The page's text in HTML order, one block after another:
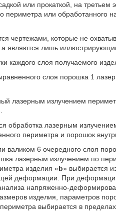
или прокаткой, на третьем
периметра или обработанного
чертежами, которые не
а являются лишь
каждого слоя получаемого
слоя порошка 1
лазерным излучением
обработка лазерным
периметра и порошок
6 очередного слоя
лазерным излучением по
изделия «b» выбирается
деформации. При
напряженно-
изделия, параметров
выбирается в